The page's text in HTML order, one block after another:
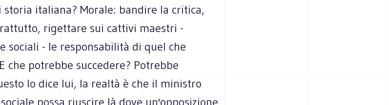
storia italiana? Morale: bandire la critica,
rigettare sui cattivi maestri -
sociali - le responsabilità di quel che
che potrebbe succedere? Potrebbe
lo dice lui, la realtà è che il ministro
possa riuscire là dove un'opposizione